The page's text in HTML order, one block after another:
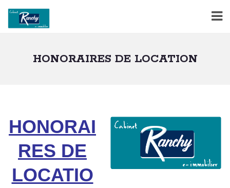
HONORAIRES DE LOCATION
HONORAI
RES DE
LOCATIO